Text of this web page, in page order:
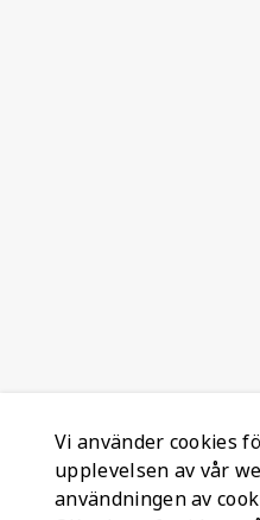
Vi använder cookies
upplevelsen av vår
användningen av